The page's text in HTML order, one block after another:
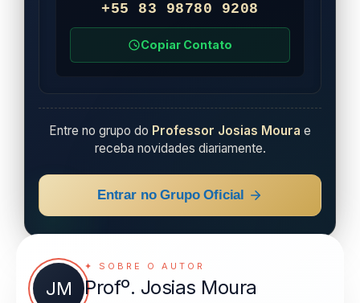
+55 83 98780 9208
Copiar Contato
Entre no grupo do Professor Josias Moura e
receba novidades diariamente.
Entrar no Grupo Oficial
JM
✦ SOBRE O AUTOR
Profº. Josias Moura